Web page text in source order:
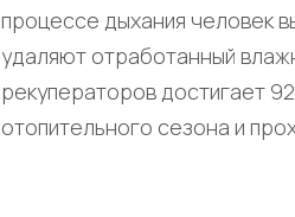
процессе дыхания человек
удаляют отработанный
рекуператоров достигает
отопительного сезона и